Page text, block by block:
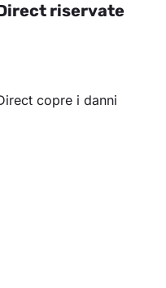
riservate
copre i danni